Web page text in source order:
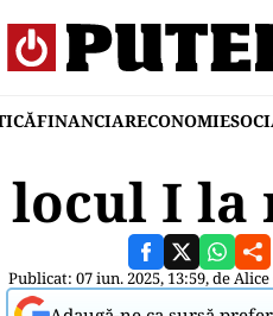
FINANCIARECONOMIE
locul I
Publicat: 07 iun. 2025, 13:59, deAlice